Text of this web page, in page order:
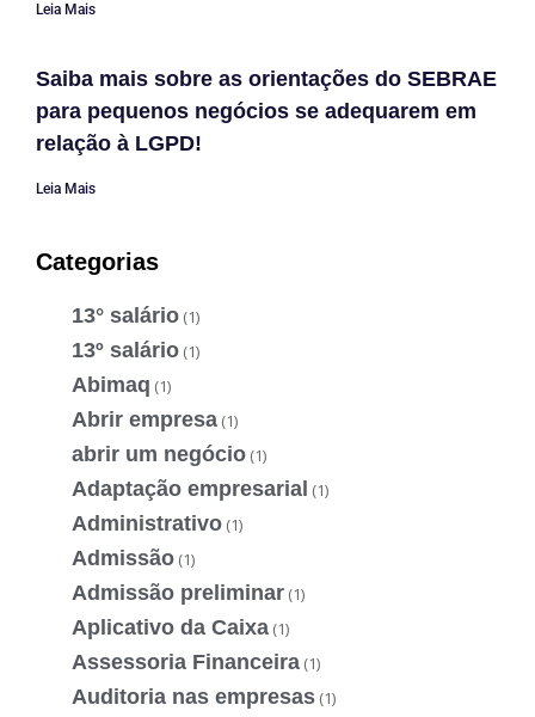
Leia Mais
Saiba mais sobre as orientações do SEBRAE
para pequenos negócios se adequarem em
relação à LGPD!
Leia Mais
Categorias
13° salário (1)
13º salário (1)
Abimaq (1)
Abrir empresa (1)
abrir um negócio (1)
Adaptação empresarial (1)
Administrativo (1)
Admissão (1)
Admissão preliminar (1)
Aplicativo da Caixa (1)
Assessoria Financeira (1)
Auditoria nas empresas (1)